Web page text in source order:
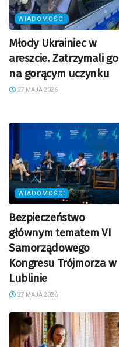
WIADOMOŚCI
Młody Ukrainiec w
areszcie. Zatrzymali go
na gorącym uczynku
27 MAJA 2026
WIADOMOŚCI
Bezpieczeństwo
głównym tematem VI
Samorządowego
Kongresu Trójmorza w
Lublinie
27 MAJA 2026